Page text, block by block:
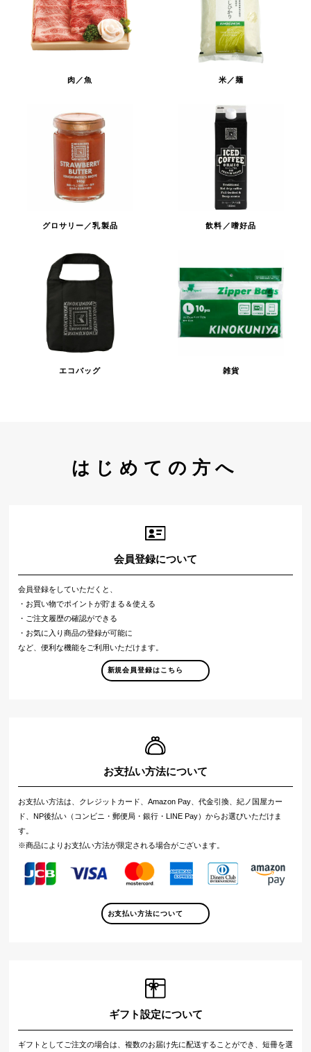
肉／魚 米／麺
グロサリー／乳製品 飲料／嗜好品
エコバッグ 雑貨
はじめての方へ
会員登録について
会員登録をしていただくと、
・お買い物でポイントが貯まる＆使える
・ご注文履歴の確認ができる
・お気に入り商品の登録が可能に
など、便利な機能をご利用いただけます。
新規会員登録はこちら
お支払い方法について
お支払い方法は、クレジットカード、Amazon Pay、代金引換、紀ノ国屋カー
ド、NP後払い（コンビニ・郵便局・銀行・LINE Pay）からお選びいただけま
す。
※商品によりお支払い方法が限定される場合がございます。
お支払い方法について
ギフト設定について
ギフトとしてご注文の場合は、複数のお届け先に配送することができ、短冊を選